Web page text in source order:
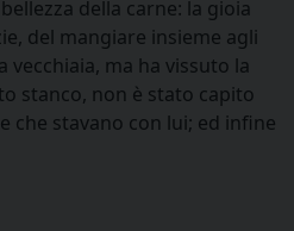
della carne: la gioia
del mangiare insieme agli
ma ha vissuto la
stanco, non è stato capito
che stavano con lui; ed infine